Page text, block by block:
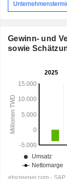
Gewinn- und
sowie